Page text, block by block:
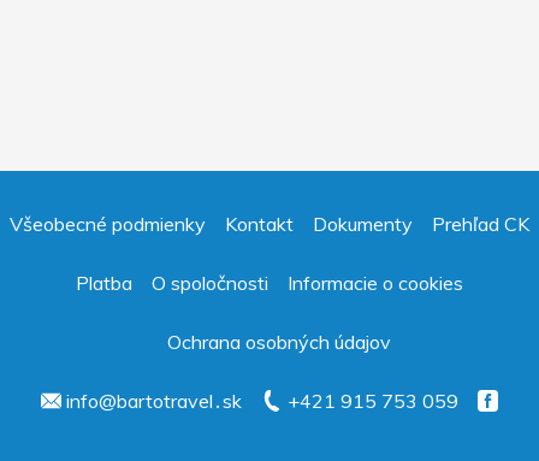
Všeobecné podmienky Kontakt Dokumenty Prehľad CK
Platba O spoločnosti Informacie o cookies
Ochrana osobných údajov
info@bartotravel․sk +421 915 753 059